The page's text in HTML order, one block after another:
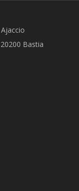
Bastia